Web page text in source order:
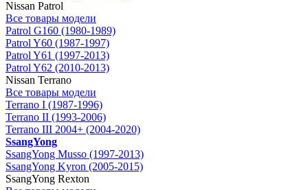
Nissan Patrol
Все товары модели
Patrol G160 (1980-1989)
Patrol Y60 (1987-1997)
Patrol Y61 (1997-2013)
Patrol Y62 (2010-2013)
Nissan Terrano
Все товары модели
Terrano I (1987-1996)
Terrano II (1993-2006)
Terrano III 2004+ (2004-2020)
SsangYong
SsangYong Musso (1997-2013)
SsangYong Kyron (2005-2015)
SsangYong Rexton